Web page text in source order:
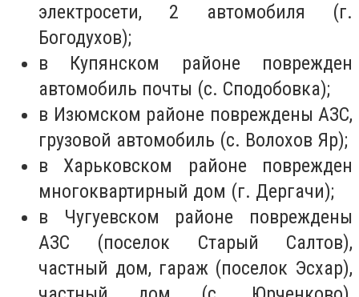
электросети, 2 автомобиля (г.
Богодухов);
в Купянском районе поврежден
автомобиль почты (с. Сподобовка);
в Изюмском районе повреждены АЗС,
грузовой автомобиль (с. Волохов Яр);
в Харьковском районе поврежден
многоквартирный дом (г. Дергачи);
в Чугуевском районе повреждены
АЗС (поселок Старый Салтов),
частный дом, гараж (поселок Эсхар),